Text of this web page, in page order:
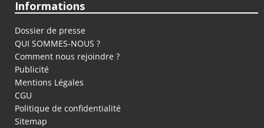
Informations
Dossier de presse
QUI SOMMES-NOUS ?
Comment nous rejoindre ?
Publicité
Mentions Légales
CGU
Politique de confidentialité
Sitemap